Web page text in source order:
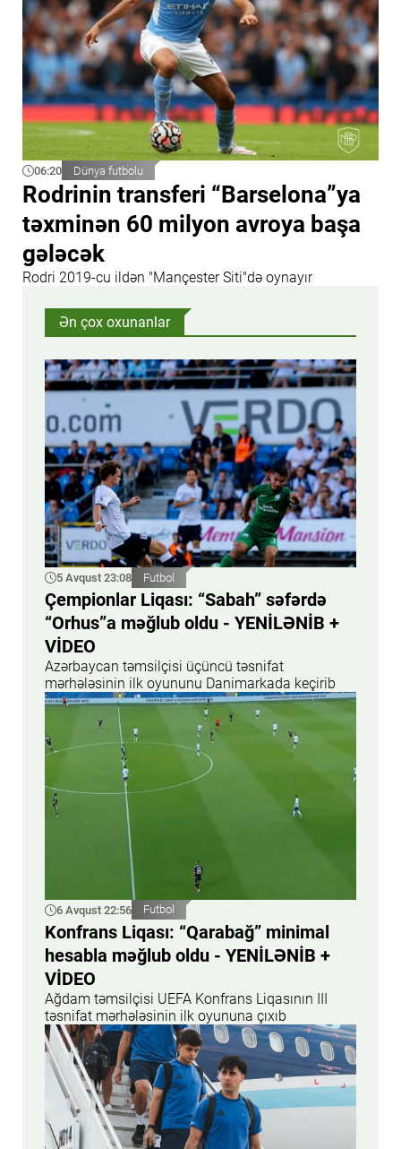
06:20 Dünya futbolu
Rodrinin transferi “Barselona”ya
təxminən 60 milyon avroya başa
gələcək
Rodri 2019-cu ildən "Mançester Siti"də oynayır
Ən çox oxunanlar
5 Avqust 23:08 Futbol
Çempionlar Liqası: “Sabah” səfərdə
“Orhus”a məğlub oldu - YENİLƏNİB +
VİDEO
Azərbaycan təmsilçisi üçüncü təsnifat
mərhələsinin ilk oyununu Danimarkada keçirib
6 Avqust 22:56 Futbol
Konfrans Liqası: “Qarabağ” minimal
hesabla məğlub oldu - YENİLƏNİB +
VİDEO
Ağdam təmsilçisi UEFA Konfrans Liqasının III
təsnifat mərhələsinin ilk oyununa çıxıb